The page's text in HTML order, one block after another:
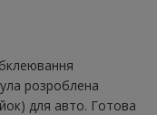
розроблена
для авто. Готова